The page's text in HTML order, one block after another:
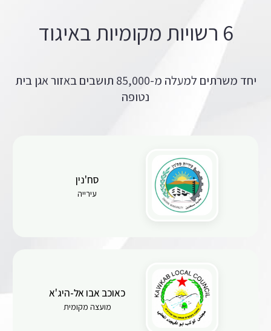
6 רשויות מקומיות באיגוד
יחד משרתים למעלה מ-85,000 תושבים באזור אגן בית
נטופה
סח'נין
עירייה
כאוכב אבו אל-היג'א
מועצה מקומית